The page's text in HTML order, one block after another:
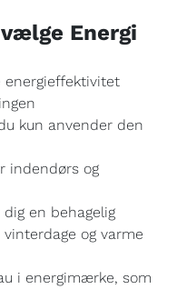
Energi
energieffektivitet
kun anvender den
indendørs og
en behagelig
og varme
i energimærke, som